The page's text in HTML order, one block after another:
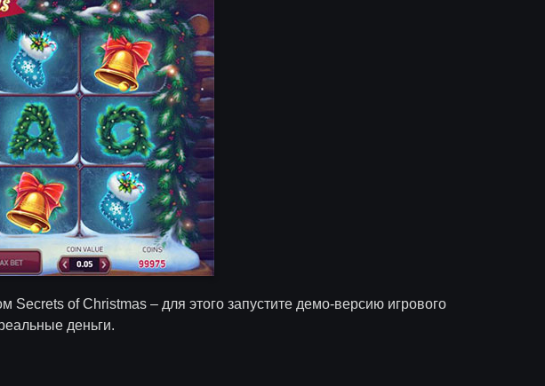
of Christmas – для этого запустите демо-версию игрового
деньги.